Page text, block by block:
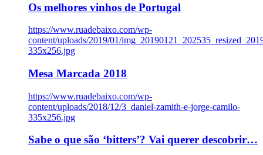
Os melhores vinhos de Portugal
https://www.ruadebaixo.com/wp-
content/uploads/2019/01/
335x256.jpg
Mesa Marcada 2018
https://www.ruadebaixo.com/wp-
content/uploads/2018/12/3_daniel-zamith-e-jorge-camilo-
335x256.jpg
Sabe o que são ‘bitters’? Vai querer descobrir…